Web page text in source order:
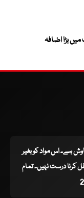
بڑا اضافہ
کاوش ہے۔ اس مواد کو بغیر
درست نہیں۔ تمام